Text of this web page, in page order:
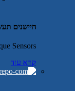
חיישנים
Sensors
קרא עוד